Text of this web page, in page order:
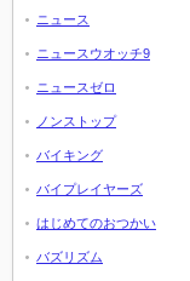
ニュース
ニュースウオッチ9
ニュースゼロ
ノンストップ
バイキング
バイプレイヤーズ
はじめてのおつかい
バズリズム